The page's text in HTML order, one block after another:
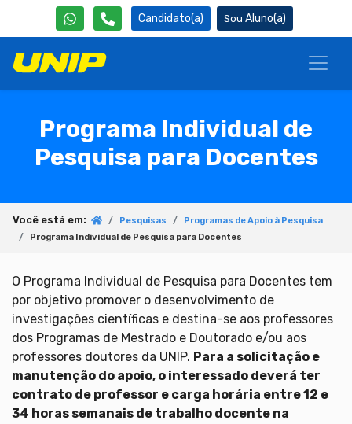
Candidato(a) Aluno(a)
Programa Individual de
Pesquisa para Docentes
Você está em: Pesquisas
Programas de Apoio à Pesquisa
Programa Individual de Pesquisa para Docentes
O Programa Individual de Pesquisa para Docentes tem
por objetivo promover o desenvolvimento de
investigações científicas e destina-se aos professores
dos Programas de Mestrado e Doutorado e/ou aos
professores doutores da UNIP. Para a solicitação e
manutenção do apoio, o interessado deverá ter
contrato de professor e carga horária entre 12 e
34 horas semanais de trabalho docente na